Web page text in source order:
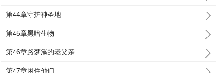
第44章守护神圣地
第45章黑暗生物
第46章路梦溪的老父亲
第47章困住他们